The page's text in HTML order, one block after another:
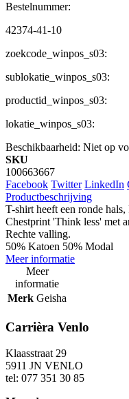
Bestelnummer:
42374-41-10
zoekcode_winpos_s03:
sublokatie_winpos_s03:
productid_winpos_s03:
lokatie_winpos_s03:
Beschikbaarheid: Niet op
SKU
100663667
Facebook Twitter LinkedIn
Productbeschrijving
T-shirt heeft een ronde
Chestprint 'Think less' met
Rechte valling.
50% Katoen 50% Modal
Meer informatie
Meer
informatie
Merk Geisha
Carrièra Venlo
Klaasstraat 29
5911 JN VENLO
tel: 077 351 30 85